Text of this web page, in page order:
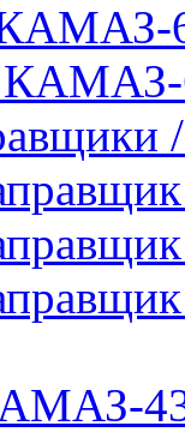
КАМАЗ-
КАМАЗ-